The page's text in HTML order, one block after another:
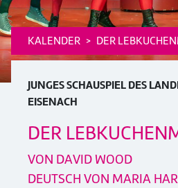
KALENDER DER
JUNGES SCHAUSPIEL DES
EISENACH
DER
VON DAVID WOOD
DEUTSCH VON MARIA